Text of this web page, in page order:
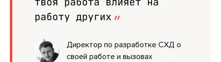
работу других
Директор по разработке СХД о
своей работе и вызовах